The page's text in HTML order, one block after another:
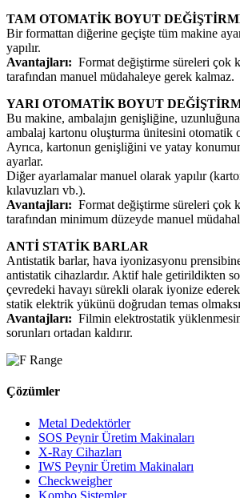
TAM OTOMATİK BOYUT
Bir formattan diğerine geçişte tüm makine
yapılır.
Avantajları: Format değiştirme süreleri çok
tarafından manuel müdahaleye gerek kalmaz.
YARI OTOMATİK BOYUT
Bu makine, ambalajın genişliğine,
ambalaj kartonu oluşturma ünitesini otomatik
Ayrıca, kartonun genişliğini ve yatay
ayarlar.
Diğer ayarlamalar manuel olarak yapılır
kılavuzları vb.).
Avantajları: Format değiştirme süreleri çok
tarafından minimum düzeyde manuel
ANTİ STATİK BARLAR
Antistatik barlar, hava iyonizasyonu
antistatik cihazlardır. Aktif hale getirildikten
çevredeki havayı sürekli olarak iyonize
statik elektrik yükünü doğrudan temas
Avantajları: Filmin elektrostatik
sorunları ortadan kaldırır.
Çözümler
Metal Dedektörler
SOS Peynir Üretim Makinaları
X-Ray Cihazları
IWS Peynir Üretim Makinaları
Checkweigher
Kombo Sistemler